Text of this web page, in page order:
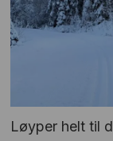
Løyper helt til